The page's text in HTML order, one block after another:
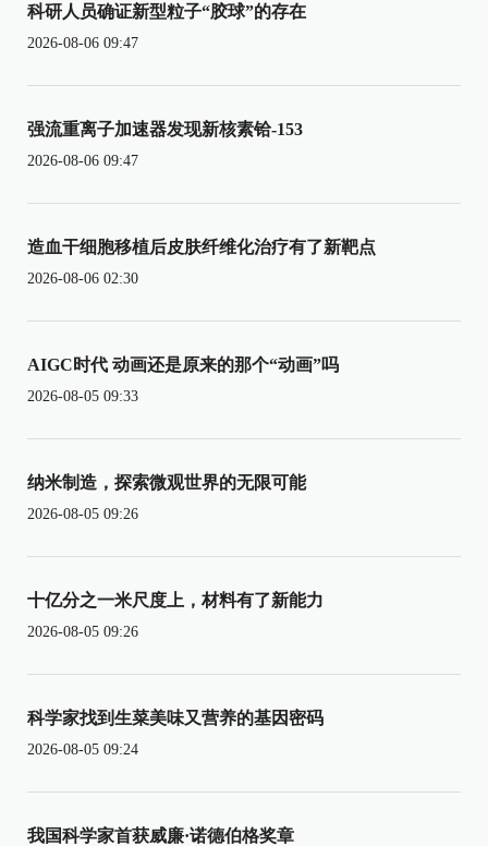
科研人员确证新型粒子“胶球”的存在
2026-08-06 09:47
强流重离子加速器发现新核素铪-153
2026-08-06 09:47
造血干细胞移植后皮肤纤维化治疗有了新靶点
2026-08-06 02:30
AIGC时代 动画还是原来的那个“动画”吗
2026-08-05 09:33
纳米制造，探索微观世界的无限可能
2026-08-05 09:26
十亿分之一米尺度上，材料有了新能力
2026-08-05 09:26
科学家找到生菜美味又营养的基因密码
2026-08-05 09:24
我国科学家首获威廉·诺德伯格奖章